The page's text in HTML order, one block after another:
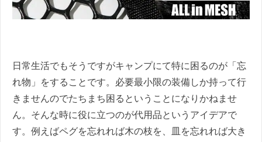
日常生活でもそうですがキャンプにて特に困るのが「忘
れ物」をすることです。必要最小限の装備しか持って行
きませんのでたちまち困るということになりかねませ
ん。そんな時に役に立つのが代用品というアイデアで
す。例えばペグを忘れれば木の枝を、皿を忘れれば大き